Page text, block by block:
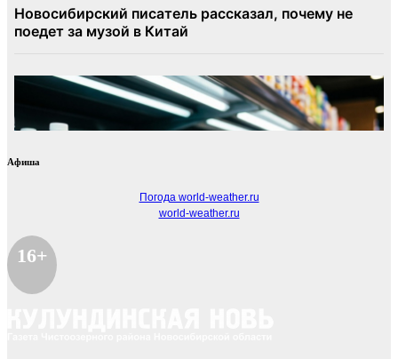
Афиша
Погода world-weather.ru
world-weather.ru
16+